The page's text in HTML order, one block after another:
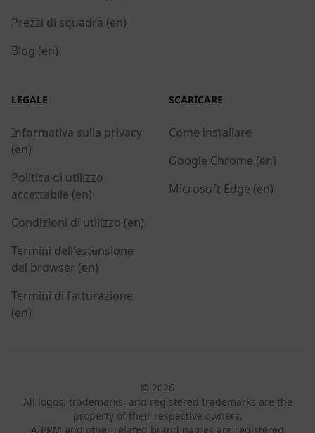
Prezzi di squadra (en)
Blog (en)
LEGALE
Informativa sulla privacy
(en)
Politica di utilizzo
accettabile (en)
Condizioni di utilizzo (en)
Termini dell'estensione
del browser (en)
Termini di fatturazione
(en)
SCARICARE
Come installare
Google Chrome (en)
Microsoft Edge (en)
© 2026
All logos, trademarks, and registered trademarks are the
property of their respective owners.
AIPRM and other related brand names are registered